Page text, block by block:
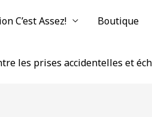
C’est Assez! Boutique
les prises accidentelles et